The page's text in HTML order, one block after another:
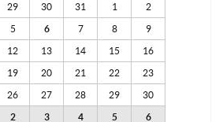
29 30 31 1 2
5 6 7 8 9
12 13 14 15 16
19 20 21 22 23
26 27 28 29 30
2 3 4 5 6